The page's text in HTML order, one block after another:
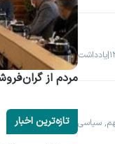
|یادداشت
سیاسی
مردم از گران
تازه‌ترین اخبار